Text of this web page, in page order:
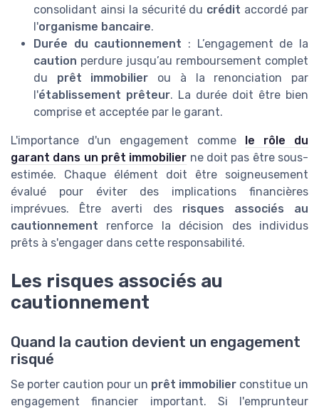
consolidant ainsi la sécurité du crédit accordé par
l'organisme bancaire.
Durée du cautionnement : L’engagement de la
caution perdure jusqu’au remboursement complet
du prêt immobilier ou à la renonciation par
l'établissement prêteur. La durée doit être bien
comprise et acceptée par le garant.
L'importance d'un engagement comme le rôle du
garant dans un prêt immobilier ne doit pas être sous-
estimée. Chaque élément doit être soigneusement
évalué pour éviter des implications financières
imprévues. Être averti des risques associés au
cautionnement renforce la décision des individus
prêts à s'engager dans cette responsabilité.
Les risques associés au
cautionnement
Quand la caution devient un engagement
risqué
Se porter caution pour un prêt immobilier constitue un
engagement financier important. Si l'emprunteur